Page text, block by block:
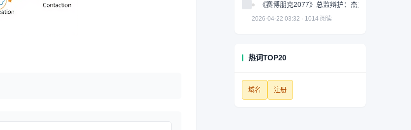
《赛博朋克2077》总监辩护：杰克很棒但并非故
2026-04-22 03:32 · 1014 阅读
热词TOP20
域名 注册